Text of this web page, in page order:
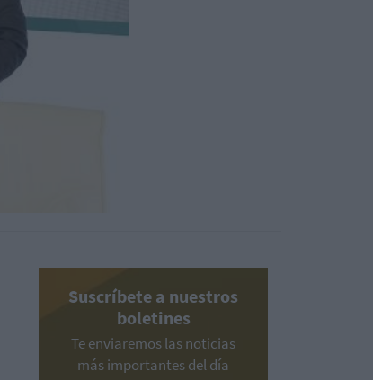
Suscríbete a nuestros
boletines
Te enviaremos las noticias
más importantes del día